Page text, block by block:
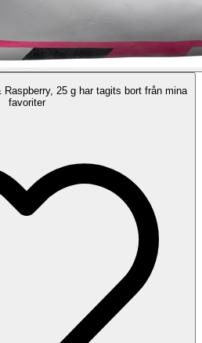
25 g har tagits bort från mina
favoriter